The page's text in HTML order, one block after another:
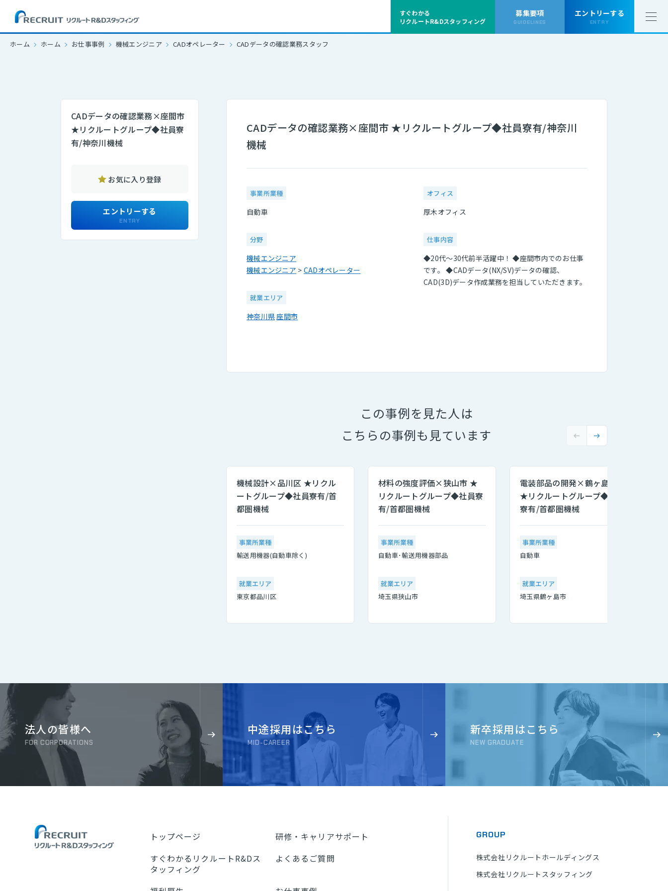
すぐわかる
リクルートR&Dスタッフィング
募集要項
GUIDELINES
エントリーする
ENTRY
ホーム ホーム お仕事事例 機械エンジニア CADオペレーター CADデータの確認業務スタッフ
CADデータの確認業務×座間市 ★リクルートグループ◆社員寮有/神奈川
機械
事業所業種
自動車
分野
機械エンジニア
機械エンジニア > CADオペレーター
就業エリア
神奈川県座間市
オフィス
厚木オフィス
仕事内容
◆20代～30代前半活躍中！ ◆座間市内でのお仕事
です。 ◆CADデータ(NX/SV)データの確認、
CAD(3D)データ作成業務を担当していただきます。
この事例を見た人は
こちらの事例も見ています
機械設計×品川区 ★リクル
ートグループ◆社員寮有/首
都圏機械
事業所業種
輸送用機器(自動車除く)
就業エリア
東京都品川区
材料の強度評価×狭山市 ★
リクルートグループ◆社員寮
有/首都圏機械
事業所業種
自動車･輸送用機器部品
就業エリア
埼玉県狭山市
電装部品の開発×鶴ヶ島市
★リクルートグループ◆社員
寮有/首都圏機械
事業所業種
自動車
就業エリア
埼玉県鶴ヶ島市
CADデータの確認業務×座間市
★リクルートグループ◆社員寮
有/神奈川機械
お気に入り登録
エントリーする
ENTRY
法人の皆様へ
FOR CORPORATIONS
中途採用はこちら
MID-CAREER
新卒採用はこちら
NEW GRADUATE
トップページ
研修・キャリアサポート
すぐわかるリクルートR&Dス
タッフィング
よくあるご質問
GROUP
株式会社リクルートホールディングス
株式会社リクルートスタッフィング